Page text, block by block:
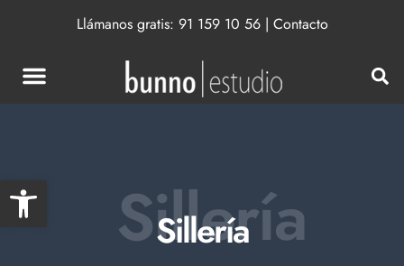
Abrir barra de herramientas
Llámanos gratis: 91 159 10 56| Contacto
Sillería
Sillería